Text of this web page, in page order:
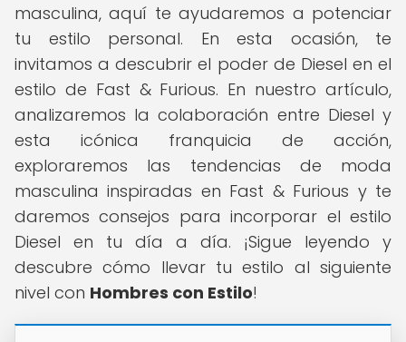
masculina, aquí te ayudaremos a potenciar
tu estilo personal. En esta ocasión, te
invitamos a descubrir el poder de Diesel en el
estilo de Fast & Furious. En nuestro artículo,
analizaremos la colaboración entre Diesel y
esta icónica franquicia de acción,
exploraremos las tendencias de moda
masculina inspiradas en Fast & Furious y te
daremos consejos para incorporar el estilo
Diesel en tu día a día. ¡Sigue leyendo y
descubre cómo llevar tu estilo al siguiente
nivel con Hombres con Estilo!